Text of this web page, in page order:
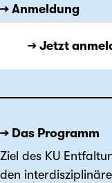
→ Anmeldung
→ Jetzt
→ Das Programm
Ziel des KU
den